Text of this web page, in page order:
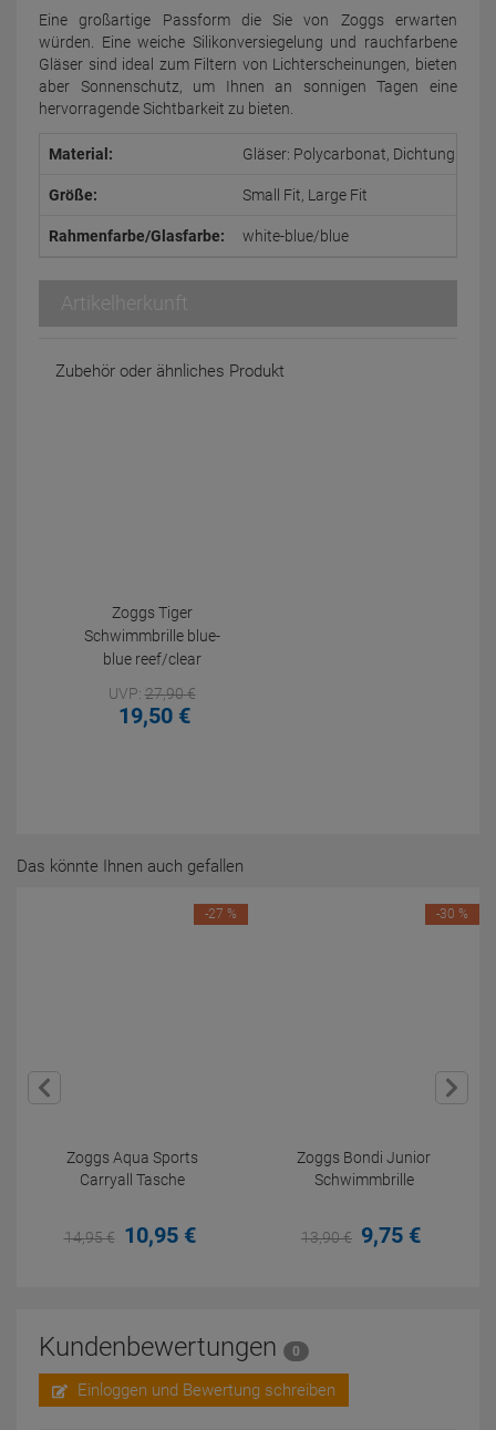
Eine großartige Passform die Sie von Zoggs erwarten
würden. Eine weiche Silikonversiegelung und rauchfarbene
Gläser sind ideal zum Filtern von Lichterscheinungen, bieten
aber Sonnenschutz, um Ihnen an sonnigen Tagen eine
hervorragende Sichtbarkeit zu bieten.
Material: Gläser: Polycarbonat, Dichtung:
Größe: Small Fit, Large Fit
Rahmenfarbe/Glasfarbe: white-blue/blue
Artikelherkunft
Zubehör oder ähnliches Produkt
Zoggs Tiger
Schwimmbrille blue-
blue reef/clear
UVP:27,90€
19,50 €
Das könnte Ihnen auch gefallen
Zoggs Aqua Sports
Carryall Tasche
14,95€ 10,95 €
-27 %
Zoggs Bondi Junior
Schwimmbrille
13,90€ 9,75 €
-30 %
Kundenbewertungen 0
Einloggen und Bewertung schreiben